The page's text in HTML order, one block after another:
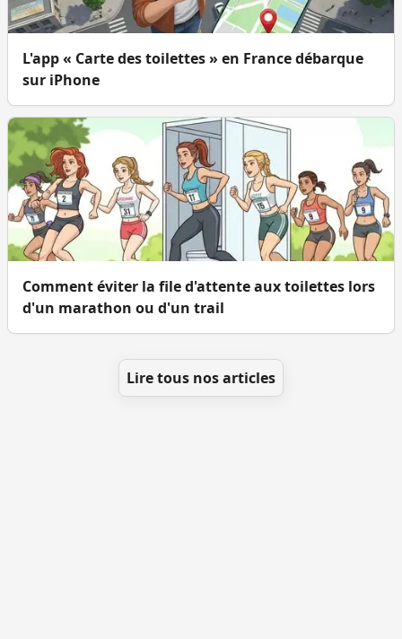
L'app « Carte des toilettes » en France débarque
sur iPhone
Comment éviter la file d'attente aux toilettes lors
d'un marathon ou d'un trail
Lire tous nos articles